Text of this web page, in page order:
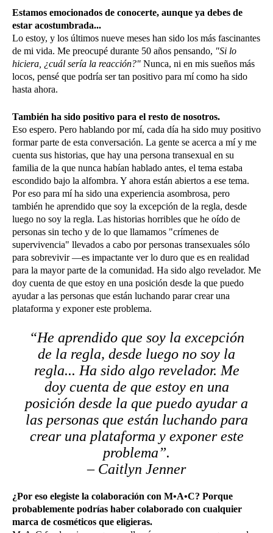
Estamos emocionados de conocerte, aunque ya debes de
estar acostumbrada...
Lo estoy, y los últimos nueve meses han sido los más fascinantes
de mi vida. Me preocupé durante 50 años pensando, "Si lo
hiciera, ¿cuál sería la reacción?" Nunca, ni en mis sueños más
locos, pensé que podría ser tan positivo para mí como ha sido
hasta ahora.
También ha sido positivo para el resto de nosotros.
Eso espero. Pero hablando por mí, cada día ha sido muy positivo
formar parte de esta conversación. La gente se acerca a mí y me
cuenta sus historias, que hay una persona transexual en su
familia de la que nunca habían hablado antes, el tema estaba
escondido bajo la alfombra. Y ahora están abiertos a ese tema.
Por eso para mí ha sido una experiencia asombrosa, pero
también he aprendido que soy la excepción de la regla, desde
luego no soy la regla. Las historias horribles que he oído de
personas sin techo y de lo que llamamos "crímenes de
supervivencia" llevados a cabo por personas transexuales sólo
para sobrevivir —es impactante ver lo duro que es en realidad
para la mayor parte de la comunidad. Ha sido algo revelador. Me
doy cuenta de que estoy en una posición desde la que puedo
ayudar a las personas que están luchando parar crear una
plataforma y exponer este problema.
“He aprendido que soy la excepción
de la regla, desde luego no soy la
regla... Ha sido algo revelador. Me
doy cuenta de que estoy en una
posición desde la que puedo ayudar a
las personas que están luchando para
crear una plataforma y exponer este
problema”.
– Caitlyn Jenner
¿Por eso elegiste la colaboración con M•A•C? Porque
probablemente podrías haber colaborado con cualquier
marca de cosméticos que eligieras.